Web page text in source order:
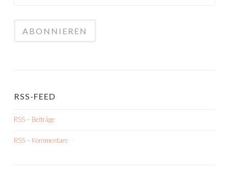
RSS-FEED
RSS – Beiträge
RSS – Kommentare